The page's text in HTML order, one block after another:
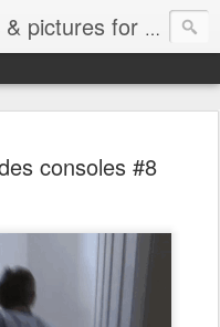
HumourGeek - Funny gifs & pictures for Geeks & Gamers !
consoles #8